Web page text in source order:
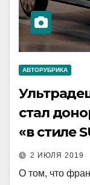
АВТОРУБРИКА
стал
«в стиле
2 ИЮЛЯ 2019
О том, что